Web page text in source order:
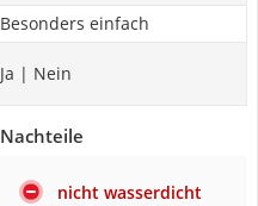
Besonders einfach
Ja | Nein
Nachteile
nicht wasserdicht